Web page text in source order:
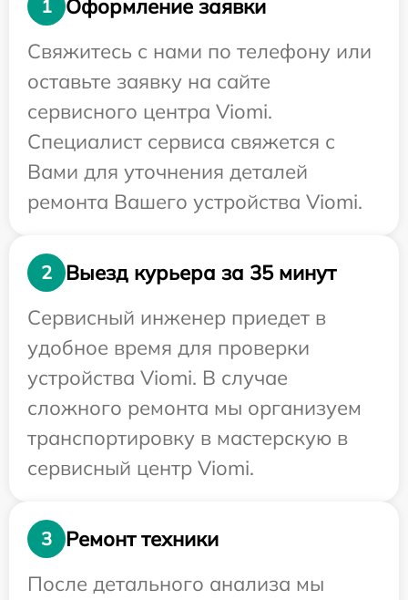
1
Оформление заявки
Свяжитесь с нами по телефону или
оставьте заявку на сайте
сервисного центра Viomi.
Специалист сервиса свяжется с
Вами для уточнения деталей
ремонта Вашего устройства Viomi.
2
Выезд курьера за 35 минут
Сервисный инженер приедет в
удобное время для проверки
устройства Viomi. В случае
сложного ремонта мы организуем
транспортировку в мастерскую в
сервисный центр Viomi.
3
Ремонт техники
После детального анализа мы